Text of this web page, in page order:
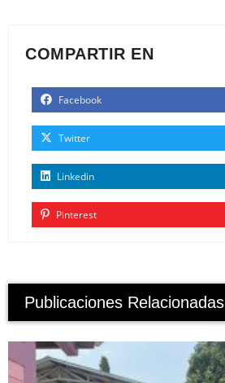
COMPARTIR EN
Facebook
Twitter
Linkedin
Pinterest
Publicaciones Relacionadas